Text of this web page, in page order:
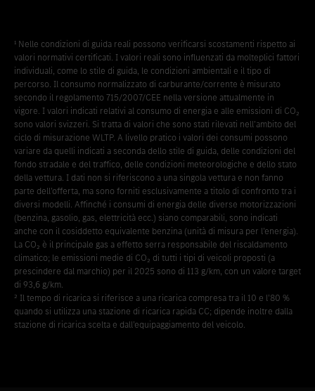
¹ Nelle condizioni di guida reali possono verificarsi scostamenti rispetto ai
valori normativi certificati. I valori reali sono influenzati da molteplici fattori
individuali, come lo stile di guida, le condizioni ambientali e il tipo di
percorso. Il consumo normalizzato di carburante/corrente è misurato
secondo il regolamento 715/2007/CEE nella versione attualmente in
vigore. I valori indicati relativi al consumo di energia e alle emissioni di CO₂
sono valori svizzeri. Si tratta di valori che sono stati rilevati nell’ambito del
ciclo di misurazione WLTP. A livello pratico i valori dei consumi possono
variare da quelli indicati a seconda dello stile di guida, delle condizioni del
fondo stradale e del traffico, delle condizioni meteorologiche e dello stato
della vettura. I dati non si riferiscono a una singola vettura e non fanno
parte dell’offerta, ma sono forniti esclusivamente a titolo di confronto tra i
diversi modelli. Affinché i consumi di energia delle diverse motorizzazioni
(benzina, gasolio, gas, elettricità ecc.) siano comparabili, sono indicati
anche con il cosiddetto equivalente benzina (unità di misura per l’energia).
La CO₂ è il principale gas a effetto serra responsabile del riscaldamento
climatico; le emissioni medie di CO₂ di tutti i tipi di veicoli proposti (a
prescindere dal marchio) per il 2025 sono di 113 g/km, con un valore target
di 93,6 g/km.
² Il tempo di ricarica si riferisce a una ricarica compresa tra il 10 e l’80 %
quando si utilizza una stazione di ricarica rapida CC; dipende inoltre dalla
stazione di ricarica scelta e dall’equipaggiamento del veicolo.